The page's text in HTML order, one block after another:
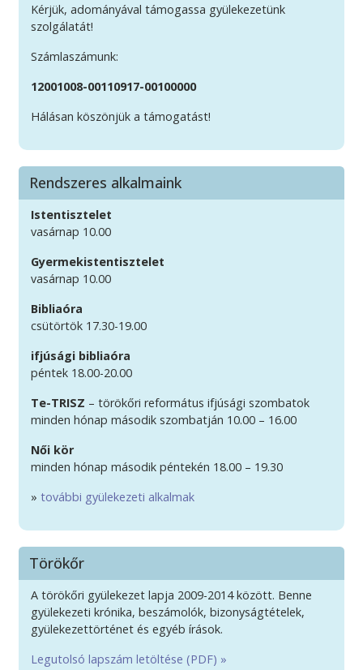
Kérjük, adományával támogassa gyülekezetünk
szolgálatát!
Számlaszámunk:
12001008-00110917-00100000
Hálásan köszönjük a támogatást!
Rendszeres alkalmaink
Istentisztelet
vasárnap 10.00
Gyermekistentisztelet
vasárnap 10.00
Bibliaóra
csütörtök 17.30-19.00
ifjúsági bibliaóra
péntek 18.00-20.00
Te-TRISZ – törökőri református ifjúsági szombatok
minden hónap második szombatján 10.00 – 16.00
Női kör
minden hónap második péntekén 18.00 – 19.30
» további gyülekezeti alkalmak
Törökőr
A törökőri gyülekezet lapja 2009-2014 között. Benne
gyülekezeti krónika, beszámolók, bizonyságtételek,
gyülekezettörténet és egyéb írások.
Legutolsó lapszám letöltése (PDF) »